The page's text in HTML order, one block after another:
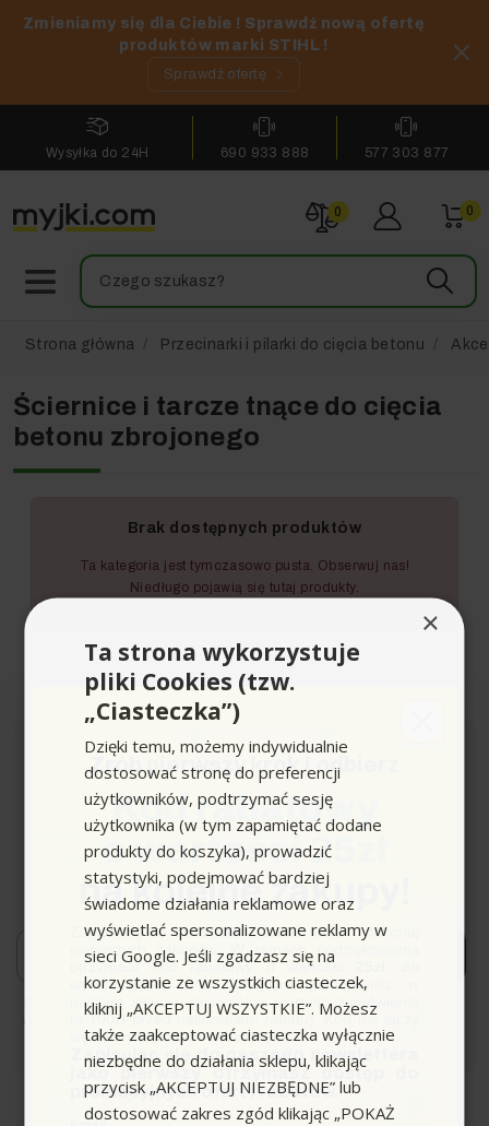
Zmieniamy się dla Ciebie ! Sprawdź nową ofertę
produktów marki STIHL !
Sprawdź ofertę
Wysyłka do 24H 690 933 888 577 303 877
0 0
Strona główna Przecinarki i pilarki do cięcia betonu
Ściernice i tarcze tnące do cięcia
betonu zbrojonego
Brak dostępnych produktów
Ta kategoria jest tymczasowo pusta. Obserwuj nas!
Niedługo pojawią się tutaj produkty.
Newsletter
Zapisz się i bądź na bieżąco z naszymi nowościami i
ofertami!
*Dowiaduj się o premierach i promocjach jako pierwszy.
Możesz zrezygnować w każdej chwili. W tym celu należy
odnaleźć szczegóły w naszej informacji prawnej.
×
Ta strona wykorzystuje
pliki Cookies (tzw.
„Ciasteczka”)
Dzięki temu, możemy indywidualnie
dostosować stronę do preferencji
użytkowników, podtrzymać sesję
użytkownika (w tym zapamiętać dodane
produkty do koszyka), prowadzić
statystyki, podejmować bardziej
świadome działania reklamowe oraz
wyświetlać spersonalizowane reklamy w
sieci Google. Jeśli zgadzasz się na
korzystanie ze wszystkich ciasteczek,
kliknij „AKCEPTUJ WSZYSTKIE”. Możesz
także zaakceptować ciasteczka wyłącznie
niezbędne do działania sklepu, klikając
przycisk „AKCEPTUJ NIEZBĘDNE” lub
dostosować zakres zgód klikając „POKAŻ
Zrób pierwszy krok i odbierz
Kod rabatowy
o wartości 25zł
na kolejne zakupy!
Zapisz się do newslettera, załóż konto i dokonaj
pierwszych zakupów. W ramach podziękowania
otrzymasz kod rabatowy o wartości
wykorzystania przy kolejnym zamówieniu w
naszym sklepie (minimalna wartość zamówienia
to 100zł przed naliczeniem rabatu). Kod nie łączy
się z innymi kodami rabatowymi.
Zapisując się do naszego newslettera
jako pierwszy otrzymasz dostęp do
promocyjnych ofert i rabatów.